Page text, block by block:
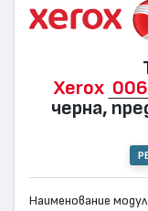
Xerox
черна,
Наименование модул